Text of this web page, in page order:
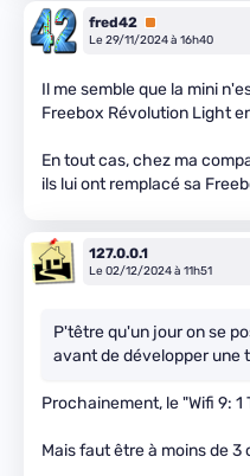
fred42 Premium
Le 29/11/2024 à 16h40
Il me semble que la mini
Freebox Révolution Light
En tout cas, chez ma
ils lui ont remplacé sa
127.0.0.1
Le 02/12/2024 à 11h51
P'têtre qu'un jour on se
avant de développer une
Prochainement, le "Wifi 9: 1
Mais faut être à moins de 3